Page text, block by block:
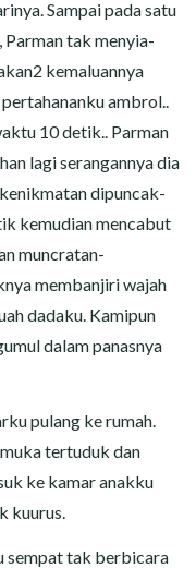
Sampai pada satu
tak menyia-
kemaluannya
ambrol..
10 detik.. Parman
lagi serangannya dia
dipuncak-
kemudian mencabut
muncratan-
membanjiri wajah
dadaku. Kamipun
dalam panasnya
pulang ke rumah.
tertuduk dan
ke kamar anakku
kuurus.
sempat tak berbicara